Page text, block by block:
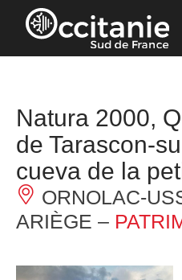
Panel de gestión de cookies
Natura 2000,
de Tarascon-
cueva de la
ORNOLAC-
ARIÈGE –